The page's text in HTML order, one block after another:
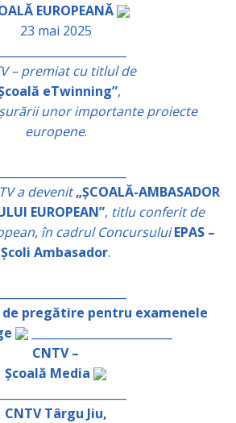
EUROPEANĂ
23 mai 2025
– premiat cu titlul de
eTwinning”,
unor importante proiecte
europene.
a devenit „ȘCOALĂ-AMBASADOR
EUROPEAN”, titlu conferit de
în cadrul Concursului EPAS –
Școli Ambasador.
de pregătire pentru examenele
_________________________
CNTV –
Școală Media
CNTV Târgu Jiu,